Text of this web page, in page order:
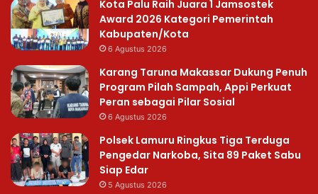
Kota Palu Raih Juara 1 Jamsostek
Award 2026 Kategori Pemerintah
Kabupaten/Kota
6 Agustus 2026
Karang Taruna Makassar Dukung Penuh
Program Pilah Sampah, Appi Perkuat
Peran sebagai Pilar Sosial
6 Agustus 2026
Polsek Lamuru Ringkus Tiga Terduga
Pengedar Narkoba, Sita 89 Paket Sabu
Siap Edar
5 Agustus 2026